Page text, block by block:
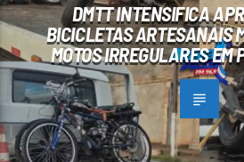
DMTT INTENSIFICA
BICICLETAS ARTESANAIS
MOTOS IRREGULARES EM